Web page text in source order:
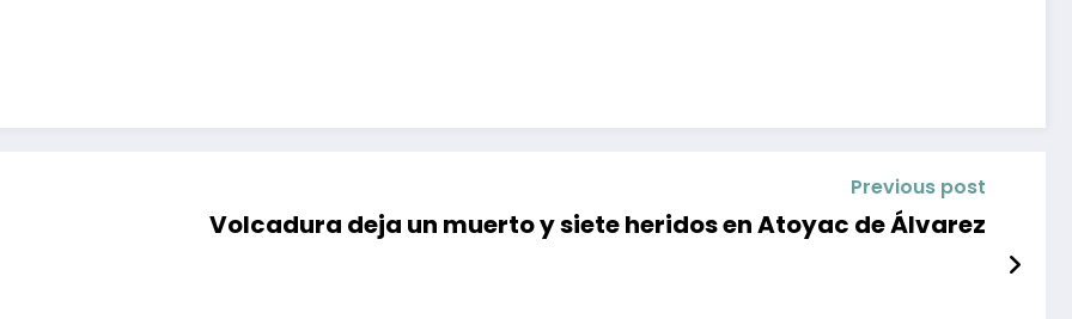
Previous post
Volcadura deja un muerto y siete heridos en Atoyac de Álvarez